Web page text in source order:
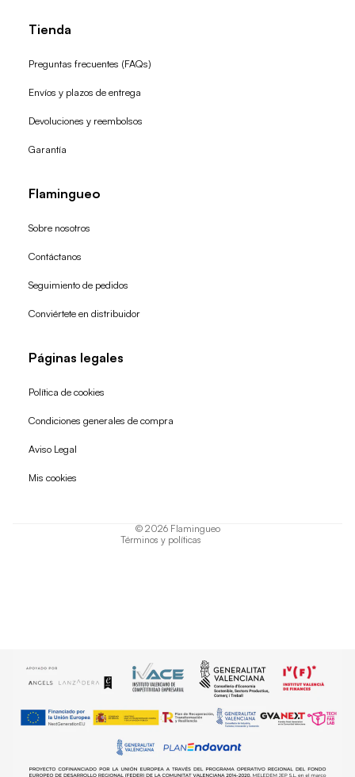
Tienda
Preguntas frecuentes (FAQs)
Envíos y plazos de entrega
Devoluciones y reembolsos
Garantía
Flamingueo
Sobre nosotros
Contáctanos
Seguimiento de pedidos
Conviértete en distribuidor
Páginas legales
Política de cookies
Condiciones generales de compra
Aviso Legal
Mis cookies
© 2026 Flamingueo
Términos y políticas